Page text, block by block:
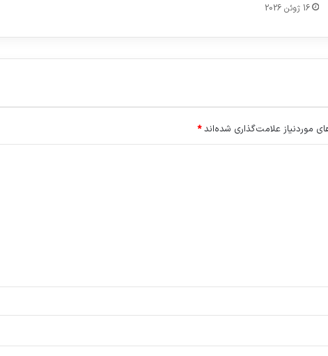
16 ژوئن 2026
موردنیاز علامت‌گذاری شده‌اند*